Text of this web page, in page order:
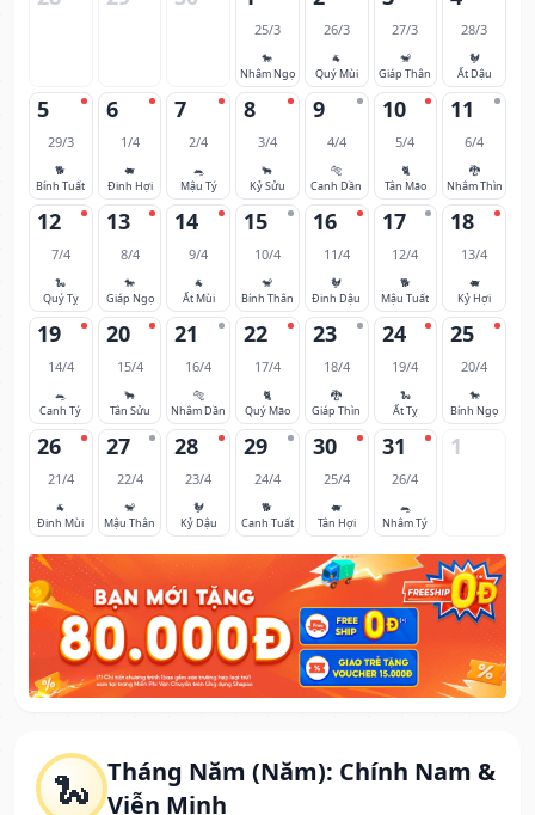
🐍 Tháng Năm (Năm): Chính Nam &
Viễn Minh
25/3
🐎
Nhâm Ngọ
26/3
🐐
Quý Mùi
27/3
🐒
Giáp Thân
28/3
🐓
Ất Dậu
5
29/3
🐕
Bính Tuất
6
1/4
🐖
Đinh Hợi
7
2/4
🐀
Mậu Tý
8
3/4
🐂
Kỷ Sửu
9
4/4
🐅
Canh Dần
10
5/4
🐈
Tân Mão
11
6/4
🐉
Nhâm Thìn
12
7/4
🐍
Quý Tỵ
13
8/4
🐎
Giáp Ngọ
14
9/4
🐐
Ất Mùi
15
10/4
🐒
Bính Thân
16
11/4
🐓
Đinh Dậu
17
12/4
🐕
Mậu Tuất
18
13/4
🐖
Kỷ Hợi
19
14/4
🐀
Canh Tý
20
15/4
🐂
Tân Sửu
21
16/4
🐅
Nhâm Dần
22
17/4
🐈
Quý Mão
23
18/4
🐉
Giáp Thìn
24
19/4
🐍
Ất Tỵ
25
20/4
🐎
Bính Ngọ
26
21/4
🐐
Đinh Mùi
27
22/4
🐒
Mậu Thân
28
23/4
🐓
Kỷ Dậu
29
24/4
🐕
Canh Tuất
30
25/4
🐖
Tân Hợi
31
26/4
🐀
Nhâm Tý
1